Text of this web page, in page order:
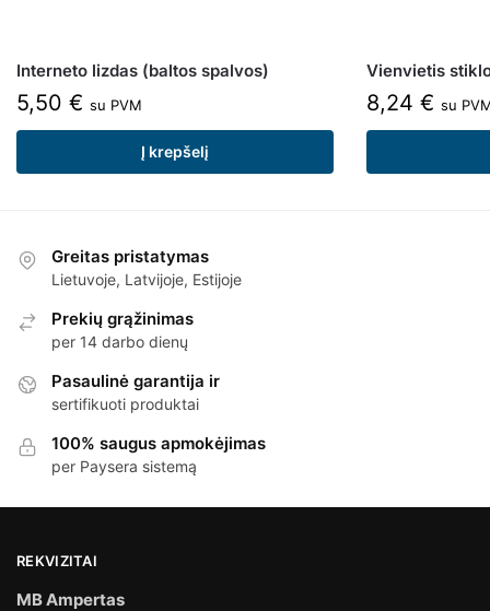
Interneto lizdas (baltos spalvos)
5,50 € su PVM
Į krepšelį
Vienvietis
8,24 € su
Greitas pristatymas
Lietuvoje, Latvijoje, Estijoje
Prekių grąžinimas
per 14 darbo dienų
Pasaulinė garantija ir
sertifikuoti produktai
100% saugus apmokėjimas
per Paysera sistemą
REKVIZITAI
MB Ampertas